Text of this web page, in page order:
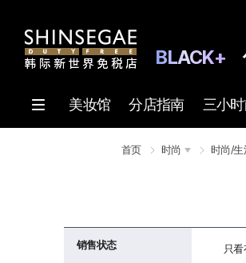
BLACK+
美妆馆 分店指南 三小
首页 时尚 时尚/生
销售状态 只